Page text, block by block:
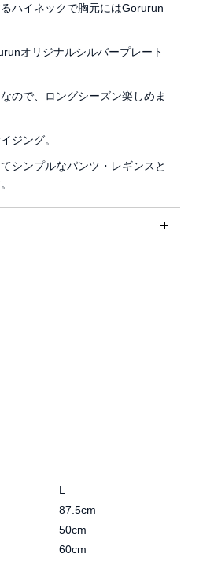
ハイネックで胸元にはGorurun
オリジナルシルバープレート
ので、ロングシーズン楽しめま
ジング。
シンプルなパンツ・レギンスと
L
87.5cm
50cm
60cm